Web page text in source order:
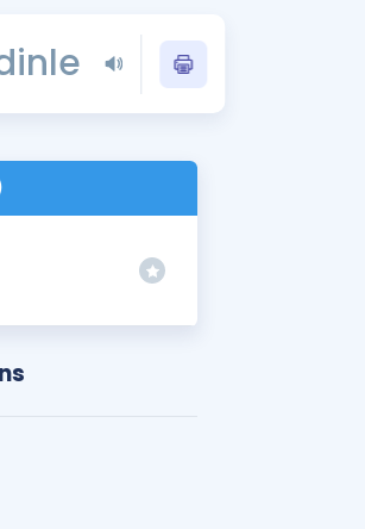
YDS - YÖKDİL Tüm Sınavlarla İlgili Haberler
İngilizce Gramer
İngilizce Gramer ve Konu Anlatımı